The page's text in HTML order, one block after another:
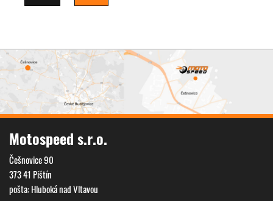
Motospeed s.r.o.
Češnovice 90
373 41 Pištín
pošta: Hluboká nad Vltavou